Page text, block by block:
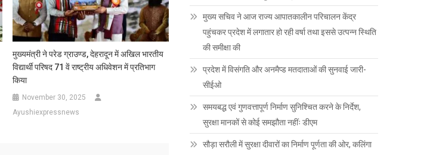
मुख्यमंत्री ने परेड ग्राउण्ड, देहरादून में अखिल भारतीय
विद्यार्थी परिषद 71 वें राष्ट्रीय अधिवेशन में प्रतिभाग
किया
November 30, 2025
Ayushiexpressnews
मुख्य सचिव ने आज राज्य आपातकालीन परिचालन केंद्र
पहुंचकर प्रदेश में लगातार हो रही वर्षा तथा इससे उत्पन्न स्थिति
की समीक्षा की
प्रदेश में विसंगति और अनमैप्ड मतदाताओं की सुनवाई जारी-
सीईओ
समयबद्ध एवं गुणवत्तापूर्ण निर्माण सुनिश्चित करने के निर्देश,
सुरक्षा मानकों से कोई समझौता नहींः डीएम
सौड़ा सरौली में सुरक्षा दीवारों का निर्माण पूर्णता की ओर, कलिंगा